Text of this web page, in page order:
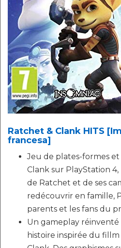
Ratchet & Clank HITS
francesa]
Jeu de plates-formes
Clank sur PlayStation
de Ratchet et de ses
redécouvrir en famille,
parents et les fans du
Un gameplay
histoire inspirée du